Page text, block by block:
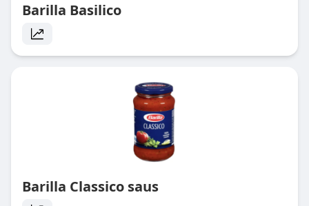
Barilla Basilico
Barilla Classico saus